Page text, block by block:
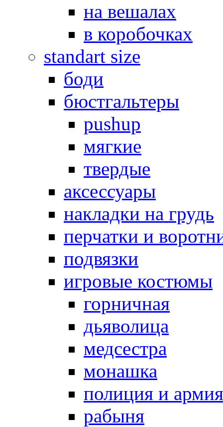
на вешалах
в коробочках
standart size
боди
бюстгальтеры
pushup
мягкие
твердые
аксессуары
накладки на грудь
перчатки и
подвязки
игровые костюмы
горничная
дьяволица
медсестра
монашка
полиция и армия
рабыня